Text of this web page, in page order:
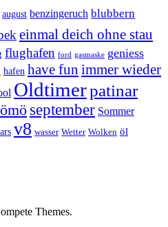
august benzingeruch blubbern
einmal deich ohne stau
flughafen ford gasmaske geniess
hafen have fun immer wieder
Oldtimerpatinar
september Sommer
v8 wasser Wetter Wolken öl
Themes.